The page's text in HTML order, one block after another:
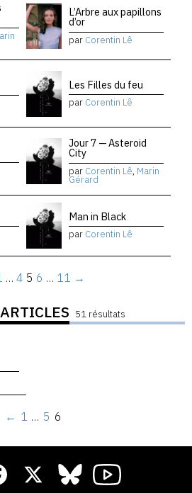
L’Arbre aux papillons
d’or
par Corentin Lê
Les Filles du feu
par Corentin Lê
Jour 7 — Asteroid
City
par Corentin Lê, Marin
Gérard
Man in Black
par Corentin Lê
… 4 5 6 … 11 →
51 résultats
← 1 … 5 6